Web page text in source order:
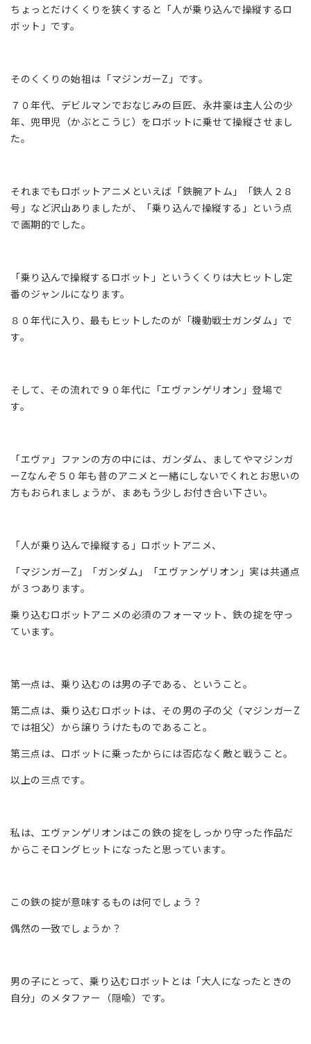
ちょっとだけくくりを狭くすると「人が乗り込んで操縦するロ
ボット」です。
そのくくりの始祖は「マジンガーZ」です。
７０年代、デビルマンでおなじみの巨匠、永井豪は主人公の少
年、兜甲児（かぶとこうじ）をロボットに乗せて操縦させまし
た。
それまでもロボットアニメといえば「鉄腕アトム」「鉄人２８
号」など沢山ありましたが、「乗り込んで操縦する」という点
で画期的でした。
「乗り込んで操縦するロボット」というくくりは大ヒットし定
番のジャンルになります。
８０年代に入り、最もヒットしたのが「機動戦士ガンダム」で
す。
そして、その流れで９０年代に「エヴァンゲリオン」登場で
す。
「エヴァ」ファンの方の中には、ガンダム、ましてやマジンガ
ーZなんぞ５０年も昔のアニメと一緒にしないでくれとお思いの
方もおられましょうが、まあもう少しお付き合い下さい。
「人が乗り込んで操縦する」ロボットアニメ、
「マジンガーZ」「ガンダム」「エヴァンゲリオン」実は共通点
が３つあります。
乗り込むロボットアニメの必須のフォーマット、鉄の掟を守っ
ています。
第一点は、乗り込むのは男の子である、ということ。
第二点は、乗り込むロボットは、その男の子の父（マジンガーZ
では祖父）から譲りうけたものであること。
第三点は、ロボットに乗ったからには否応なく敵と戦うこと。
以上の三点です。
私は、エヴァンゲリオンはこの鉄の掟をしっかり守った作品だ
からこそロングヒットになったと思っています。
この鉄の掟が意味するものは何でしょう？
偶然の一致でしょうか？
男の子にとって、乗り込むロボットとは「大人になったときの
自分」のメタファー（隠喩）です。